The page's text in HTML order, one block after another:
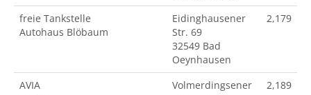
freie Tankstelle
Autohaus Blöbaum
Eidinghausener
Str. 69
32549 Bad
Oeynhausen
2,179
AVIA
Volmerdingsener
2,189